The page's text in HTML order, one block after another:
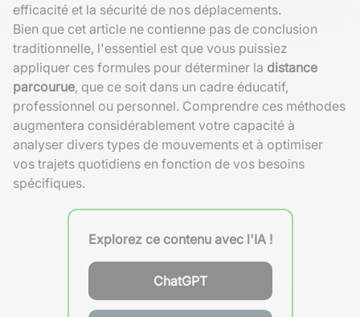
efficacité et la sécurité de nos déplacements.
Bien que cet article ne contienne pas de conclusion
traditionnelle, l'essentiel est que vous puissiez
appliquer ces formules pour déterminer la distance
parcourue, que ce soit dans un cadre éducatif,
professionnel ou personnel. Comprendre ces méthodes
augmentera considérablement votre capacité à
analyser divers types de mouvements et à optimiser
vos trajets quotidiens en fonction de vos besoins
spécifiques.
Explorez ce contenu avec l'IA !
ChatGPT